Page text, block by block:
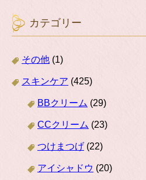
カテゴリー
その他 (1)
スキンケア (425)
BBクリーム (29)
CCクリーム (23)
つけまつげ (22)
アイシャドウ (20)